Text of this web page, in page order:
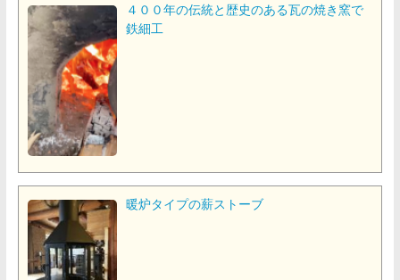
４００年の伝統と歴史のある瓦の焼き窯で
鉄細工
暖炉タイプの薪ストーブ